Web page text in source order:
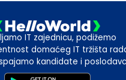
IT zajednicu, podižemo
domaćeg IT tržišta
kandidate i